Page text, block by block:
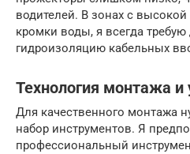
водителей. В зонах с
кромки воды, я всегда
гидроизоляцию кабельных
Технология монтажа и
Для качественного монтажа
набор инструментов. Я
профессиональный